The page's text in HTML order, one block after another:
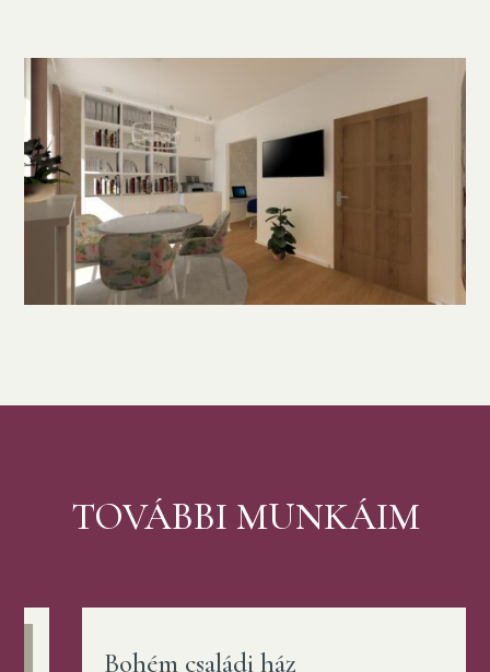
TOVÁBBI MUNKÁIM
Bohém családi ház